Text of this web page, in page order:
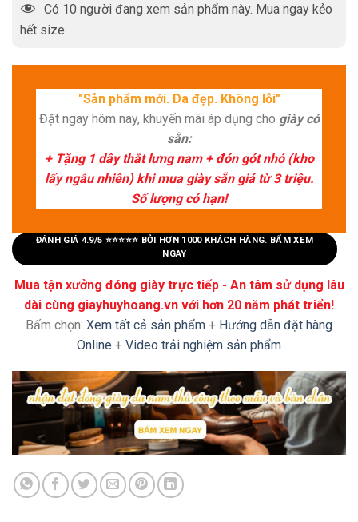
Có 10 người đang xem sản phẩm này. Mua ngay kẻo
hết size
"Sản phẩm mới. Da đẹp. Không lỗi"
Đặt ngay hôm nay, khuyến mãi áp dụng cho giày có
sẵn:
+ Tặng 1 dây thắt lưng nam + đón gót nhỏ (kho
lấy ngẫu nhiên) khi mua giày sẵn giá từ 3 triệu.
Số lượng có hạn!
ĐÁNH GIÁ 4.9/5 ⭐⭐⭐⭐⭐ BỞI HƠN 1000 KHÁCH HÀNG. BẤM XEM
NGAY
Mua tận xưởng đóng giày trực tiếp - An tâm sử dụng lâu
dài cùng giayhuyhoang.vn với hơn 20 năm phát triển!
Bấm chọn: Xem tất cả sản phẩm + Hướng dẫn đặt hàng
Online + Video trải nghiệm sản phẩm